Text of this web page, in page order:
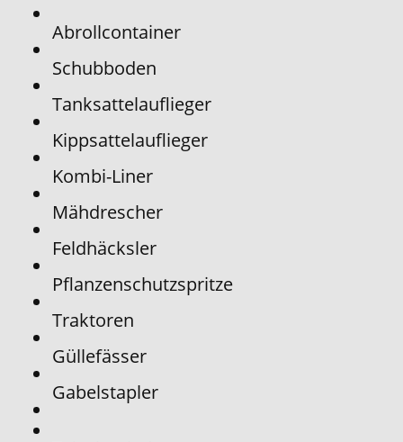
Abrollcontainer
Schubboden
Tanksattelauflieger
Kippsattelauflieger
Kombi-Liner
Mähdrescher
Feldhäcksler
Pflanzenschutzspritze
Traktoren
Güllefässer
Gabelstapler